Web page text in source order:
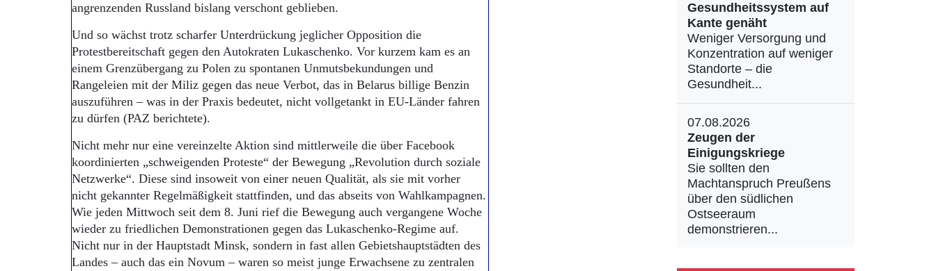
angrenzenden Russland bislang verschont geblieben.
Und so wächst trotz scharfer Unterdrückung jeglicher Opposition die
Protestbereitschaft gegen den Autokraten Lukaschenko. Vor kurzem kam es an
einem Grenzübergang zu Polen zu spontanen Unmutsbekundungen und
Rangeleien mit der Miliz gegen das neue Verbot, das in Belarus billige Benzin
auszuführen – was in der Praxis bedeutet, nicht vollgetankt in EU-Länder fahren
zu dürfen (PAZ berichtete).
Nicht mehr nur eine vereinzelte Aktion sind mittlerweile die über Facebook
koordinierten „schweigenden Proteste“ der Bewegung „Revolution durch soziale
Netzwerke“. Diese sind insoweit von einer neuen Qualität, als sie mit vorher
nicht gekannter Regelmäßigkeit stattfinden, und das abseits von Wahlkampagnen.
Wie jeden Mittwoch seit dem 8. Juni rief die Bewegung auch vergangene Woche
wieder zu friedlichen Demonstrationen gegen das Lukaschenko-Regime auf.
Nicht nur in der Hauptstadt Minsk, sondern in fast allen Gebietshauptstädten des
Landes – auch das ein Novum – waren so meist junge Erwachsene zu zentralen
Gesundheitssystem auf
Kante genäht
Weniger Versorgung und
Konzentration auf weniger
Standorte – die
Gesundheit...
07.08.2026
Zeugen der
Einigungskriege
Sie sollten den
Machtanspruch Preußens
über den südlichen
Ostseeraum
demonstrieren...